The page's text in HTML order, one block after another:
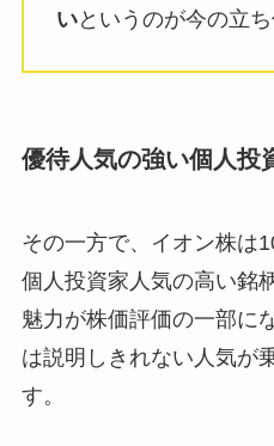
いというのが今の立ち
優待人気の強い個人投
その一方で、イオン株は
個人投資家人気の高い銘
魅力が株価評価の一部に
は説明しきれない人気が
す。